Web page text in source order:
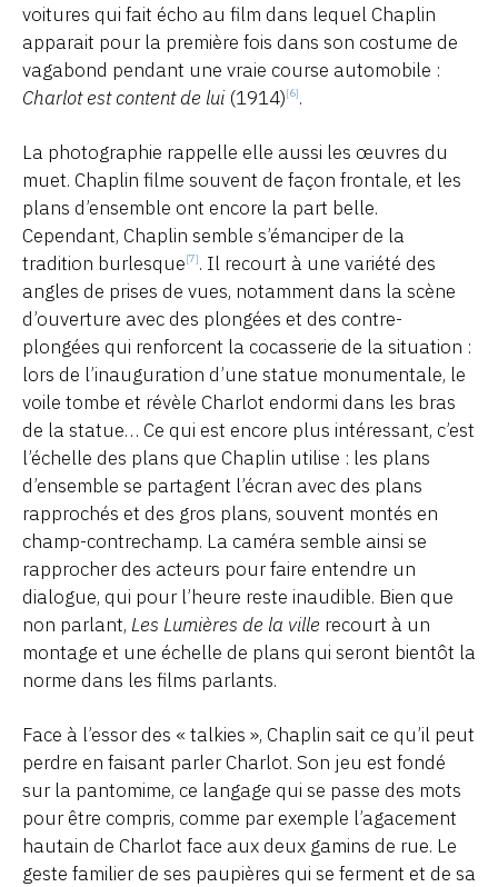
voitures qui fait écho au film dans lequel Chaplin
apparait pour la première fois dans son costume de
vagabond pendant une vraie course automobile :
Charlot est content de lui(1914)[6].
La photographie rappelle elle aussi les œuvres du
muet. Chaplin filme souvent de façon frontale, et les
plans d’ensemble ont encore la part belle.
Cependant, Chaplin semble s’émanciper de la
tradition burlesque[7]. Il recourt à une variété des
angles de prises de vues, notamment dans la scène
d’ouverture avec des plongées et des contre-
plongées qui renforcent la cocasserie de la situation :
lors de l’inauguration d’une statue monumentale, le
voile tombe et révèle Charlot endormi dans les bras
de la statue… Ce qui est encore plus intéressant, c’est
l’échelle des plans que Chaplin utilise : les plans
d’ensemble se partagent l’écran avec des plans
rapprochés et des gros plans, souvent montés en
champ-contrechamp. La caméra semble ainsi se
rapprocher des acteurs pour faire entendre un
dialogue, qui pour l’heure reste inaudible. Bien que
non parlant, Les Lumières de la ville recourt à un
montage et une échelle de plans qui seront bientôt la
norme dans les films parlants.
Face à l’essor des « talkies », Chaplin sait ce qu’il peut
perdre en faisant parler Charlot. Son jeu est fondé
sur la pantomime, ce langage qui se passe des mots
pour être compris, comme par exemple l’agacement
hautain de Charlot face aux deux gamins de rue. Le
geste familier de ses paupières qui se ferment et de sa